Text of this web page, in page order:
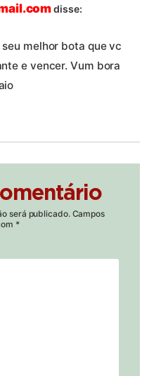
disse:
melhor bota que vc
e vencer. Vum bora
será publicado. Campos
*